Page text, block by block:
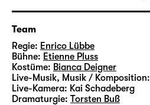
Team
Regie: Enrico Lübbe
Bühne: Etienne Pluss
Kostüme: Bianca Deigner
Live-Musik, Musik / Komposition:
Live-Kamera: Kai Schadeberg
Dramaturgie: Torsten Buß